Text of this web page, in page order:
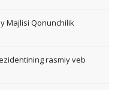
Majlisi Qonunchilik
rasmiy veb